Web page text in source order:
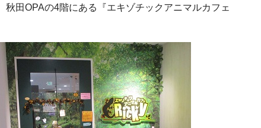
秋田OPAの4階にある『エキゾチックアニマルカフェ